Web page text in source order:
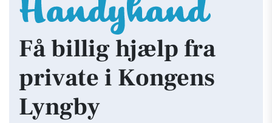
Få billig hjælp fra
private i Kongens
Lyngby